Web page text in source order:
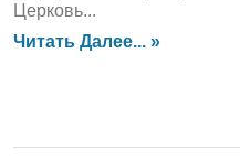
Церковь...
Читать Далее... »